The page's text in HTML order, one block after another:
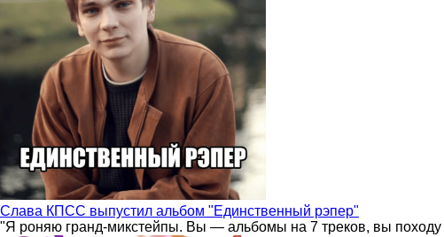
Слава КПСС выпустил альбом "Единственный рэпер"
"Я роняю гранд-микстейпы. Вы — альбомы на 7 треков, вы